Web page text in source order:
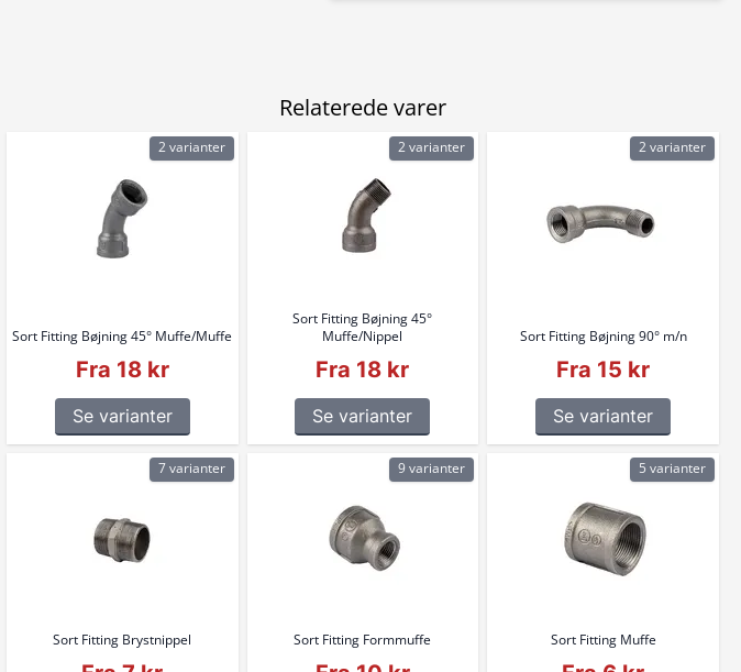
Relaterede varer
Sort Fitting Bøjning 45° Muffe/Muffe
Fra 18 kr
Se varianter
2 varianter
Sort Fitting Bøjning 45°
Muffe/Nippel
Fra 18 kr
Se varianter
2 varianter
Sort Fitting Bøjning 90° m/n
Fra 15 kr
Se varianter
2 varianter
Sort Fitting Brystnippel
7 varianter
Sort Fitting Formmuffe
9 varianter
Sort Fitting Muffe
5 varianter